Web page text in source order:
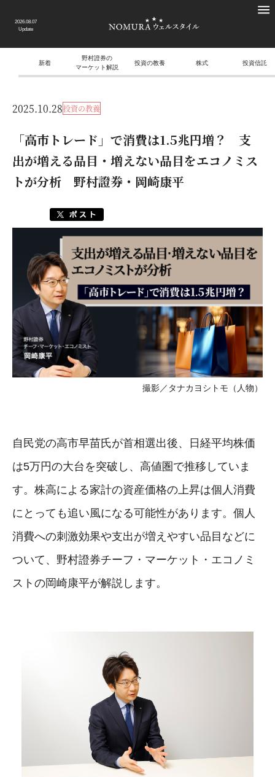
2026.08.07
Update
新着
野村證券の
マーケット解説
投資の教養 株式 投資信託
2025.10.28投資の教養
「高市トレード」で消費は1.5兆円増？ 支
出が増える品目・増えない品目をエコノミス
トが分析 野村證券・岡崎康平
撮影／タナカヨシトモ（人物）
自民党の高市早苗氏が首相選出後、日経平均株価
は5万円の大台を突破し、高値圏で推移していま
す。株高による家計の資産価格の上昇は個人消費
にとっても追い風になる可能性があります。個人
消費への刺激効果や支出が増えやすい品目などに
ついて、野村證券チーフ・マーケット・エコノミ
ストの岡崎康平が解説します。